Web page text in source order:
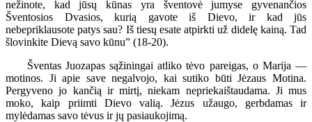
nežinote, kad jūsų kūnas yra šventovė jumyse gyvenančios
Šventosios Dvasios, kurią gavote iš Dievo, ir kad jūs
nebepriklausote patys sau? Iš tiesų esate atpirkti už didelę kainą. Tad
šlovinkite Dievą savo kūnu” (18-20).
Šventas Juozapas sąžiningai atliko tėvo pareigas, o Marija —
motinos. Ji apie save negalvojo, kai sutiko būti Jėzaus Motina.
Pergyveno jo kančią ir mirtį, niekam nepriekaištaudama. Ji mus
moko, kaip priimti Dievo valią. Jėzus užaugo, gerbdamas ir
mylėdamas savo tėvus ir jų pasiaukojimą.